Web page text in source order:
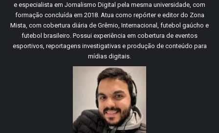
e especialista em Jornalismo Digital pela mesma universidade, com
formação concluída em 2018. Atua como repórter e editor do Zona
Mista, com cobertura diária de Grêmio, Internacional, futebol gaúcho e
futebol brasileiro. Possui experiência em cobertura de eventos
esportivos, reportagens investigativas e produção de conteúdo para
mídias digitais.